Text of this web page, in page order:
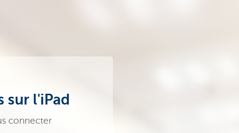
sur l'iPad
connecter